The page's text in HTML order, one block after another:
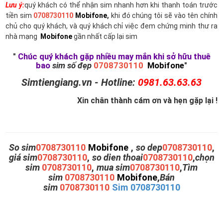
Lưu ý:quý khách có thể nhận sim nhanh hơn khi thanh toán trước
tiền sim 0708730110 Mobifone, khi đó chúng tôi sẽ vào tên chính
chủ cho quý khách, và quý khách chỉ việc đem chứng minh thư ra
nhà mạng
Mobifonegần nhất cấp lại sim
" Chúc quý khách gặp nhiều may mắn khi sở hữu thuê
bao sim số đẹp 0708730110 Mobifone"
Simtiengiang.vn - Hotline: 0981.63.63.63
Xin chân thành cám ơn và hẹn gặp lại !
So sim0708730110 Mobifone , so dep0708730110,
giá sim0708730110, so dien thoai0708730110,chọn
sim 0708730110, mua sim0708730110,Tìm
sim 0708730110 Mobifone,Bán
sim 0708730110 Sim 0708730110